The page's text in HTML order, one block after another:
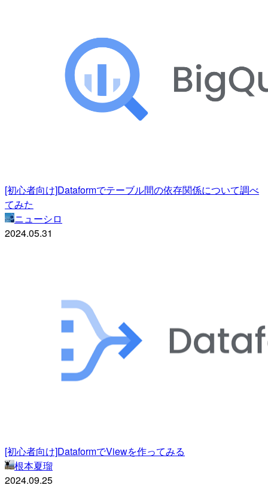
[初心者向け]Dataformでテーブル間の依存関係について調べ
てみた
ニューシロ
2024.05.31
[初心者向け]DataformでViewを作ってみる
根本夏瑠
2024.09.25